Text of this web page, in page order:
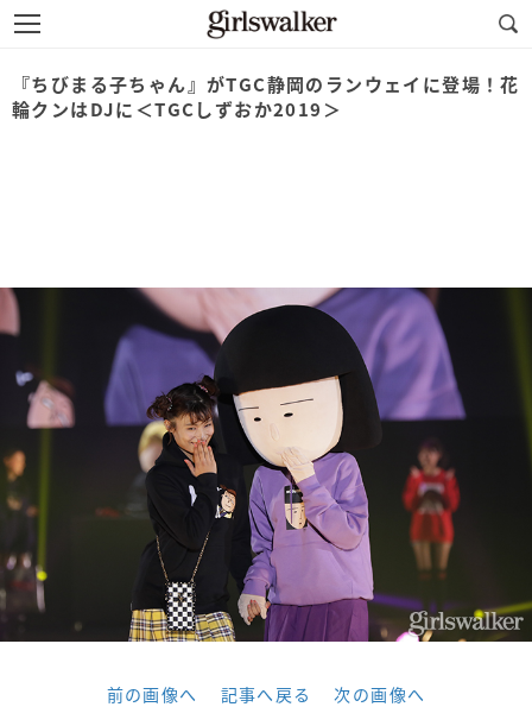
『ちびまる子ちゃん』がTGC静岡のランウェイに登場！花
輪クンはDJに＜TGCしずおか2019＞
前の画像へ 記事へ戻る 次の画像へ